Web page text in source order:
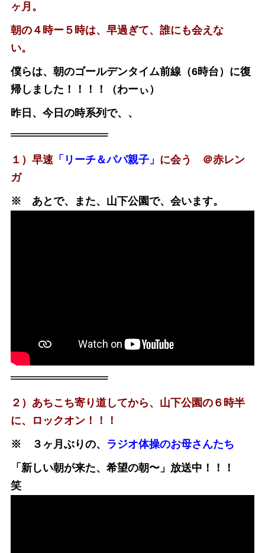
ヶ月。
朝の４時ー５時は、早過ぎて、誰にも会えな
い。
僕らは、朝のゴールデンタイム前線（6時台）に復
帰しました！！！！（わーぃ）
昨日、今日の時系列で、、
１）早速 「リーチ＆パパ親子」 に会う ＠赤レン
ガ
※ あとで、また、山下公園で、会います。
２）あちこち寄り道してから、山下公園の６時半
に、ロックオン！！！
※ ３ヶ月ぶりの、 ラジオ体操のお母さんたち
「新しい朝が来た、希望の朝〜」放送中！！！
笑